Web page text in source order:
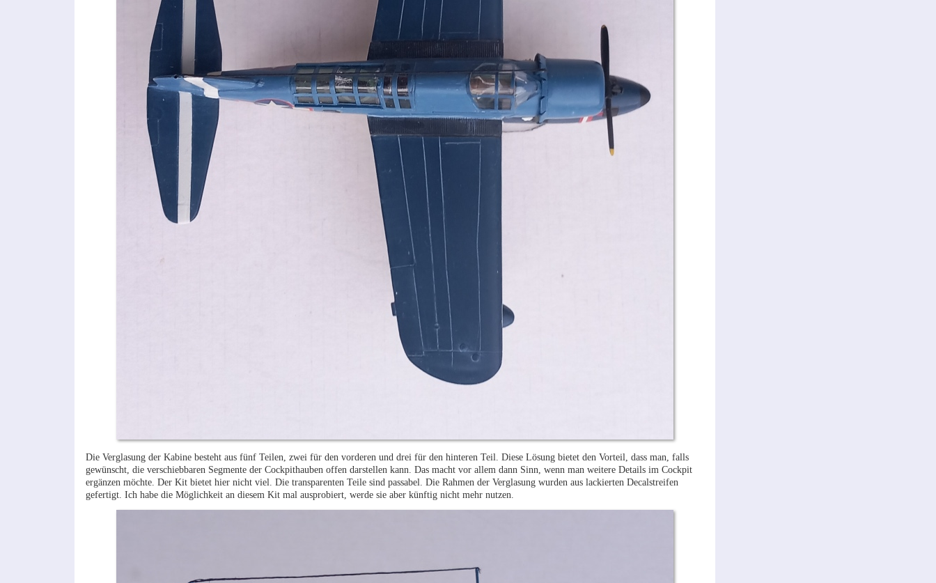
Die Verglasung der Kabine besteht aus fünf Teilen, zwei für den vorderen und drei für den hinteren Teil. Diese Lösung bietet den Vorteil, dass man, falls
gewünscht, die verschiebbaren Segmente der Cockpithauben offen darstellen kann. Das macht vor allem dann Sinn, wenn man weitere Details im Cockpit
ergänzen möchte. Der Kit bietet hier nicht viel. Die transparenten Teile sind passabel. Die Rahmen der Verglasung wurden aus lackierten Decalstreifen
gefertigt. Ich habe die Möglichkeit an diesem Kit mal ausprobiert, werde sie aber künftig nicht mehr nutzen.